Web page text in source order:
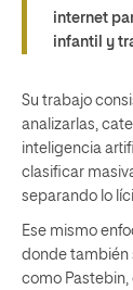
internet
infantil y
Su trabajo
analizarlas,
inteligencia
clasificar
separando lo
Ese mismo
donde también
como